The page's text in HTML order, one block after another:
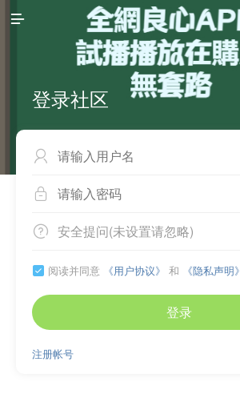

登录社区


 安全提问(未设置请忽略)
 阅读并同意 《用户协议》 和 《隐私声明》
登录
注册帐号